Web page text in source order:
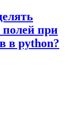
при
в python?